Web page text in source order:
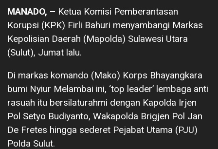
MANADO, – Ketua Komisi Pemberantasan
Korupsi (KPK) Firli Bahuri menyambangi Markas
Kepolisian Daerah (Mapolda) Sulawesi Utara
(Sulut), Jumat lalu.
Di markas komando (Mako) Korps Bhayangkara
bumi Nyiur Melambai ini, ‘top leader’ lembaga anti
rasuah itu bersilaturahmi dengan Kapolda Irjen
Pol Setyo Budiyanto, Wakapolda Brigjen Pol Jan
De Fretes hingga sederet Pejabat Utama (PJU)
Polda Sulut.